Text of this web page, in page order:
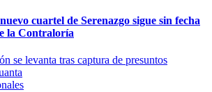
cuartel de Serenazgo sigue sin fecha
la Contraloría